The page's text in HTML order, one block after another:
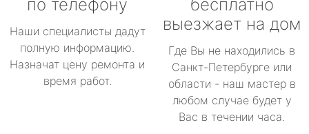
по телефону
Наши специалисты дадут
полную информацию.
Назначат цену ремонта и
время работ.
бесплатно
выезжает на дом
Где Вы не находились в
Санкт-Петербурге или
области - наш мастер в
любом случае будет у
Вас в течении часа.